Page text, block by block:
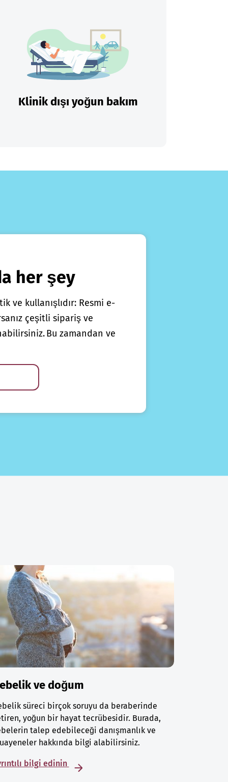
Klinik dışı yoğun bakım
her şey
ve kullanışlıdır: Resmi e-
çeşitli sipariş ve
Bu zamandan ve
ve doğum
süreci birçok soruyu da beraberinde
yoğun bir hayat tecrübesidir. Burada,
talep edebileceği danışmanlık ve
hakkında bilgi alabilirsiniz.
bilgi edinin